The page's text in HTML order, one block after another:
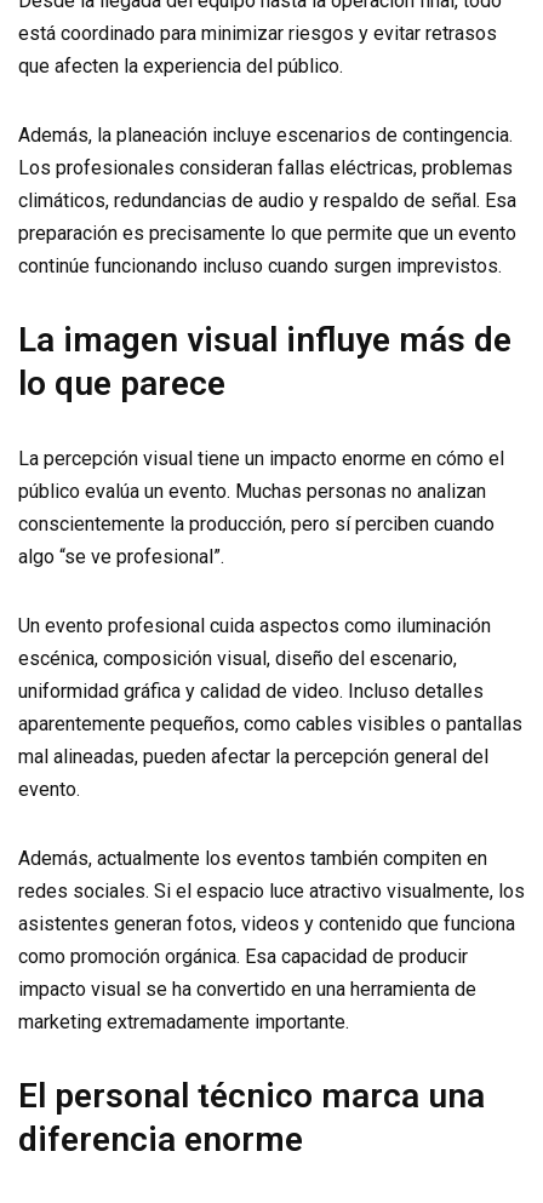
está coordinado para minimizar riesgos y evitar retrasos
que afecten la experiencia del público.
Además, la planeación incluye escenarios de contingencia.
Los profesionales consideran fallas eléctricas, problemas
climáticos, redundancias de audio y respaldo de señal. Esa
preparación es precisamente lo que permite que un evento
continúe funcionando incluso cuando surgen imprevistos.
La imagen visual influye más de
lo que parece
La percepción visual tiene un impacto enorme en cómo el
público evalúa un evento. Muchas personas no analizan
conscientemente la producción, pero sí perciben cuando
algo “se ve profesional”.
Un evento profesional cuida aspectos como iluminación
escénica, composición visual, diseño del escenario,
uniformidad gráfica y calidad de video. Incluso detalles
aparentemente pequeños, como cables visibles o pantallas
mal alineadas, pueden afectar la percepción general del
evento.
Además, actualmente los eventos también compiten en
redes sociales. Si el espacio luce atractivo visualmente, los
asistentes generan fotos, videos y contenido que funciona
como promoción orgánica. Esa capacidad de producir
impacto visual se ha convertido en una herramienta de
marketing extremadamente importante.
El personal técnico marca una
diferencia enorme